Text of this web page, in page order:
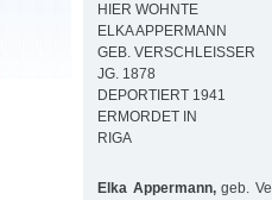
HIER WOHNTE
ELKA APPERMANN
GEB. VERSCHLEISSER
JG. 1878
DEPORTIERT 1941
ERMORDET IN
RIGA
Elka Appermann,geb.